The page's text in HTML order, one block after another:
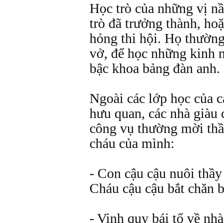
Học trò của những vị
trò đã trưởng thành,
hỏng thi hội. Họ
vở, để học những kinh
bậc khoa bảng đàn anh.
Ngoài các lớp học của
hưu quan, các nhà
công vụ thường mời
cháu của mình:
- Con cậu cậu nuôi
Cháu cậu cậu bắt chăn
- Vinh quy bái tổ về nhà